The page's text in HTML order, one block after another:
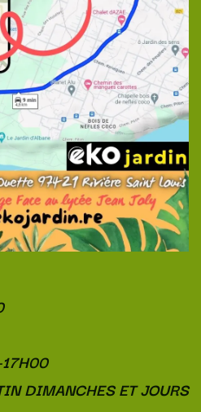
DIMANCHES ET JOURS